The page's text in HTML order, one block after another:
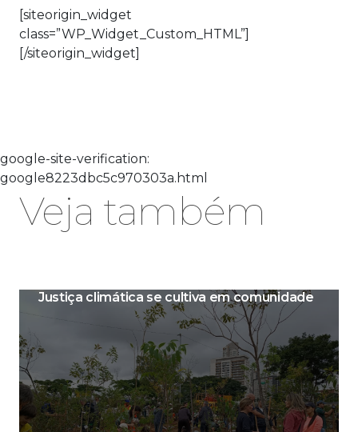
[siteorigin_widget
class=”WP_Widget_Custom_HTML”]
[/siteorigin_widget]
google-site-verification:
google8223dbc5c970303a.html
Veja também
Justiça climática se cultiva em comunidade